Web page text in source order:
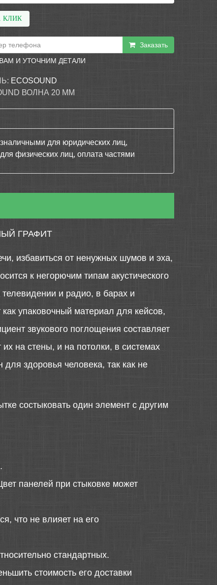
КЛИК
Заказать
И УТОЧНИМ ДЕТАЛИ
ECOSOUND
ВОЛНА 20 ММ
для юридических лиц,
физических лиц, оплата частями
ГРАФИТ
избавиться от ненужных шумов и эха,
к негорючим типам акустического
и радио, в барах и
упаковочный материал для кейсов,
звукового поглощения составляет
на стены, и на потолки, в системах
здоровья человека, так как не
состыковать один элемент с другим
панелей при стыковке может
что не влияет на его
стандартных.
стоимость его доставки